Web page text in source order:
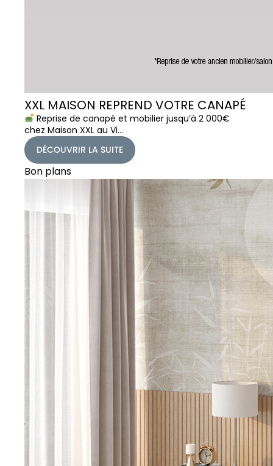
XXL MAISON REPREND VOTRE CANAPÉ
Reprise de canapé et mobilier jusqu’à 2 000€
chez Maison XXL au Vi…
DÉCOUVRIR LA SUITE
Bon plans